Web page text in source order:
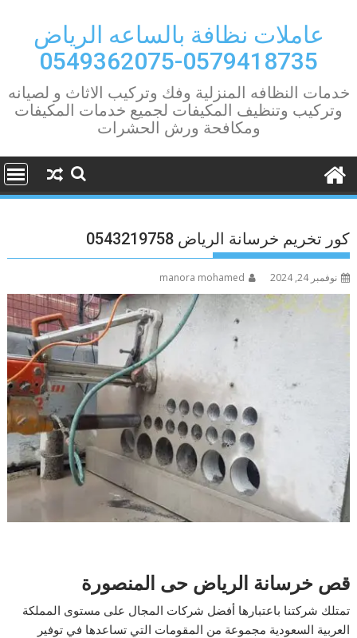
contentعاملات نظافة بالساعه الرياض
0579418735-0549362075
خدمات النظافه المنزلية وفك وتركيب الاثاث و لصيانه
وتركيب وتنظيف المكيفات لجميع خدمات المكيفات
ومكافحة ورش الحشرات
كور تخريم خرسانة الرياض 0543219758
نوفمبر 24, 2024 manora mohamed
قص خرسانة الرياض حى المنصورة
تمتلك شركتنا باعتبارها أفضل شركات المجال على مستوى المملكة
العربية السعودية مجموعة من المقومات التي تساعدها في توفير